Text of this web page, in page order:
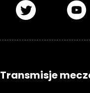
Transmisje